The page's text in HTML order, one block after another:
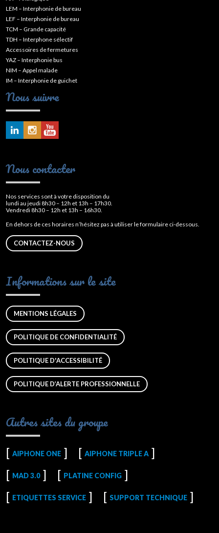
LEM – Interphonie de bureau
LEF – Interphonie de bureau
TCM – Grande capacité
TDH – Interphone sélectif
Accessoires de fermetures
YAZ – Interphonie bus
NIM – Appel malade
IM – Interphonie de guichet
Nous suivre
Nous contacter
Nos services sont à votre disposition du
lundi au jeudi 8h30 – 12h et 13h – 17h30.
Vendredi 8h30 – 12h et 13h – 16h30.
En dehors de ces horaires n’hésitez pas à utiliser le formulaire ci-dessous.
CONTACTEZ-NOUS
Informations sur le site
MENTIONS LÉGALES
POLITIQUE DE CONFIDENTIALITÉ
POLITIQUE D'ACCESSIBILITÉ
POLITIQUE D’ALERTE PROFESSIONNELLE
Autres sites du groupe
AIPHONE ONE AIPHONE TRIPLE A
MAD 3.0 PLATINE CONFIG
ETIQUETTES SERVICE SUPPORT TECHNIQUE